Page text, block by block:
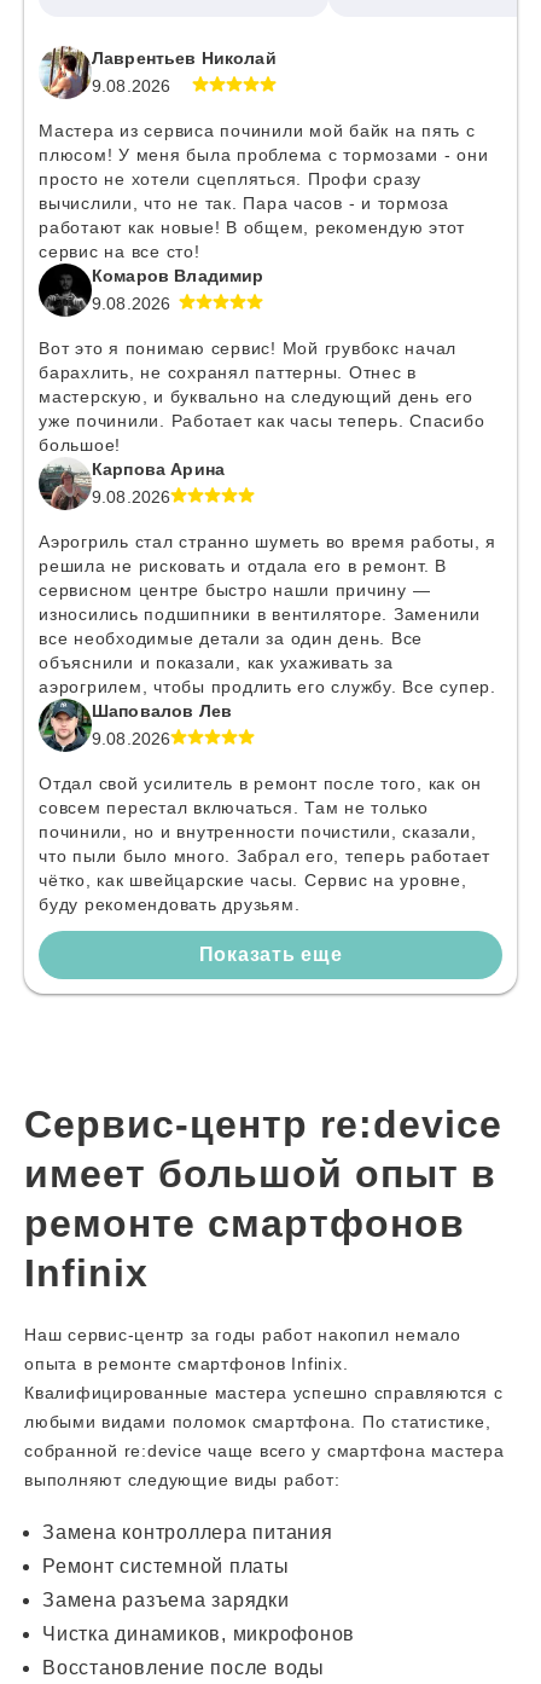
Лаврентьев Николай
9.08.2026
Мастера из сервиса починили мой байк на пять с
плюсом! У меня была проблема с тормозами - они
просто не хотели сцепляться. Профи сразу
вычислили, что не так. Пара часов - и тормоза
работают как новые! В общем, рекомендую этот
сервис на все сто!
Комаров Владимир
9.08.2026
Вот это я понимаю сервис! Мой грувбокс начал
барахлить, не сохранял паттерны. Отнес в
мастерскую, и буквально на следующий день его
уже починили. Работает как часы теперь. Спасибо
большое!
Карпова Арина
9.08.2026
Аэрогриль стал странно шуметь во время работы, я
решила не рисковать и отдала его в ремонт. В
сервисном центре быстро нашли причину —
износились подшипники в вентиляторе. Заменили
все необходимые детали за один день. Все
объяснили и показали, как ухаживать за
аэрогрилем, чтобы продлить его службу. Все супер.
Шаповалов Лев
9.08.2026
Отдал свой усилитель в ремонт после того, как он
совсем перестал включаться. Там не только
починили, но и внутренности почистили, сказали,
что пыли было много. Забрал его, теперь работает
чётко, как швейцарские часы. Сервис на уровне,
буду рекомендовать друзьям.
Показать еще
Сервис-центр re:device
имеет большой опыт в
ремонте смартфонов
Infinix
Наш сервис-центр за годы работ накопил немало
опыта в ремонте смартфонов Infinix.
Квалифицированные мастера успешно справляются с
любыми видами поломок смартфона. По статистике,
собранной re:device чаще всего у смартфона мастера
выполняют следующие виды работ:
Замена контроллера питания
Ремонт системной платы
Замена разъема зарядки
Чистка динамиков, микрофонов
Восстановление после воды